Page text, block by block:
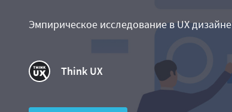
Эмпирическое исследование в UX дизайне
Think UX